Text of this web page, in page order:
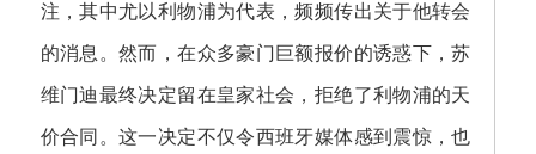
注，其中尤以利物浦为代表，频频传出关于他转会
的消息。然而，在众多豪门巨额报价的诱惑下，苏
维门迪最终决定留在皇家社会，拒绝了利物浦的天
价合同。这一决定不仅令西班牙媒体感到震惊，也